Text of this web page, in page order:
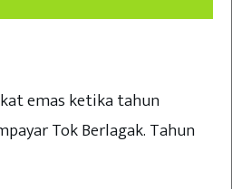
emas ketika tahun
Tok Berlagak. Tahun